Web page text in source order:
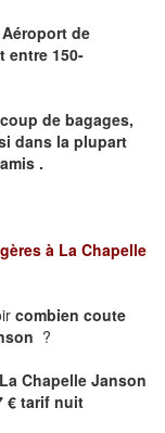
de
entre 150-
de bagages,
dans la plupart
.
à La Chapelle
combien coute
?
Chapelle Janson
€ tarif nuit